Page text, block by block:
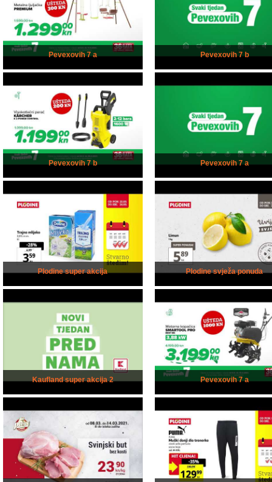
Pevexovih 7 a Pevexovih 7 b
Pevexovih 7 b Pevexovih 7 a
Plodine super akcija Plodine svježa ponuda
Kaufland super akcija 2 Pevexovih 7 a